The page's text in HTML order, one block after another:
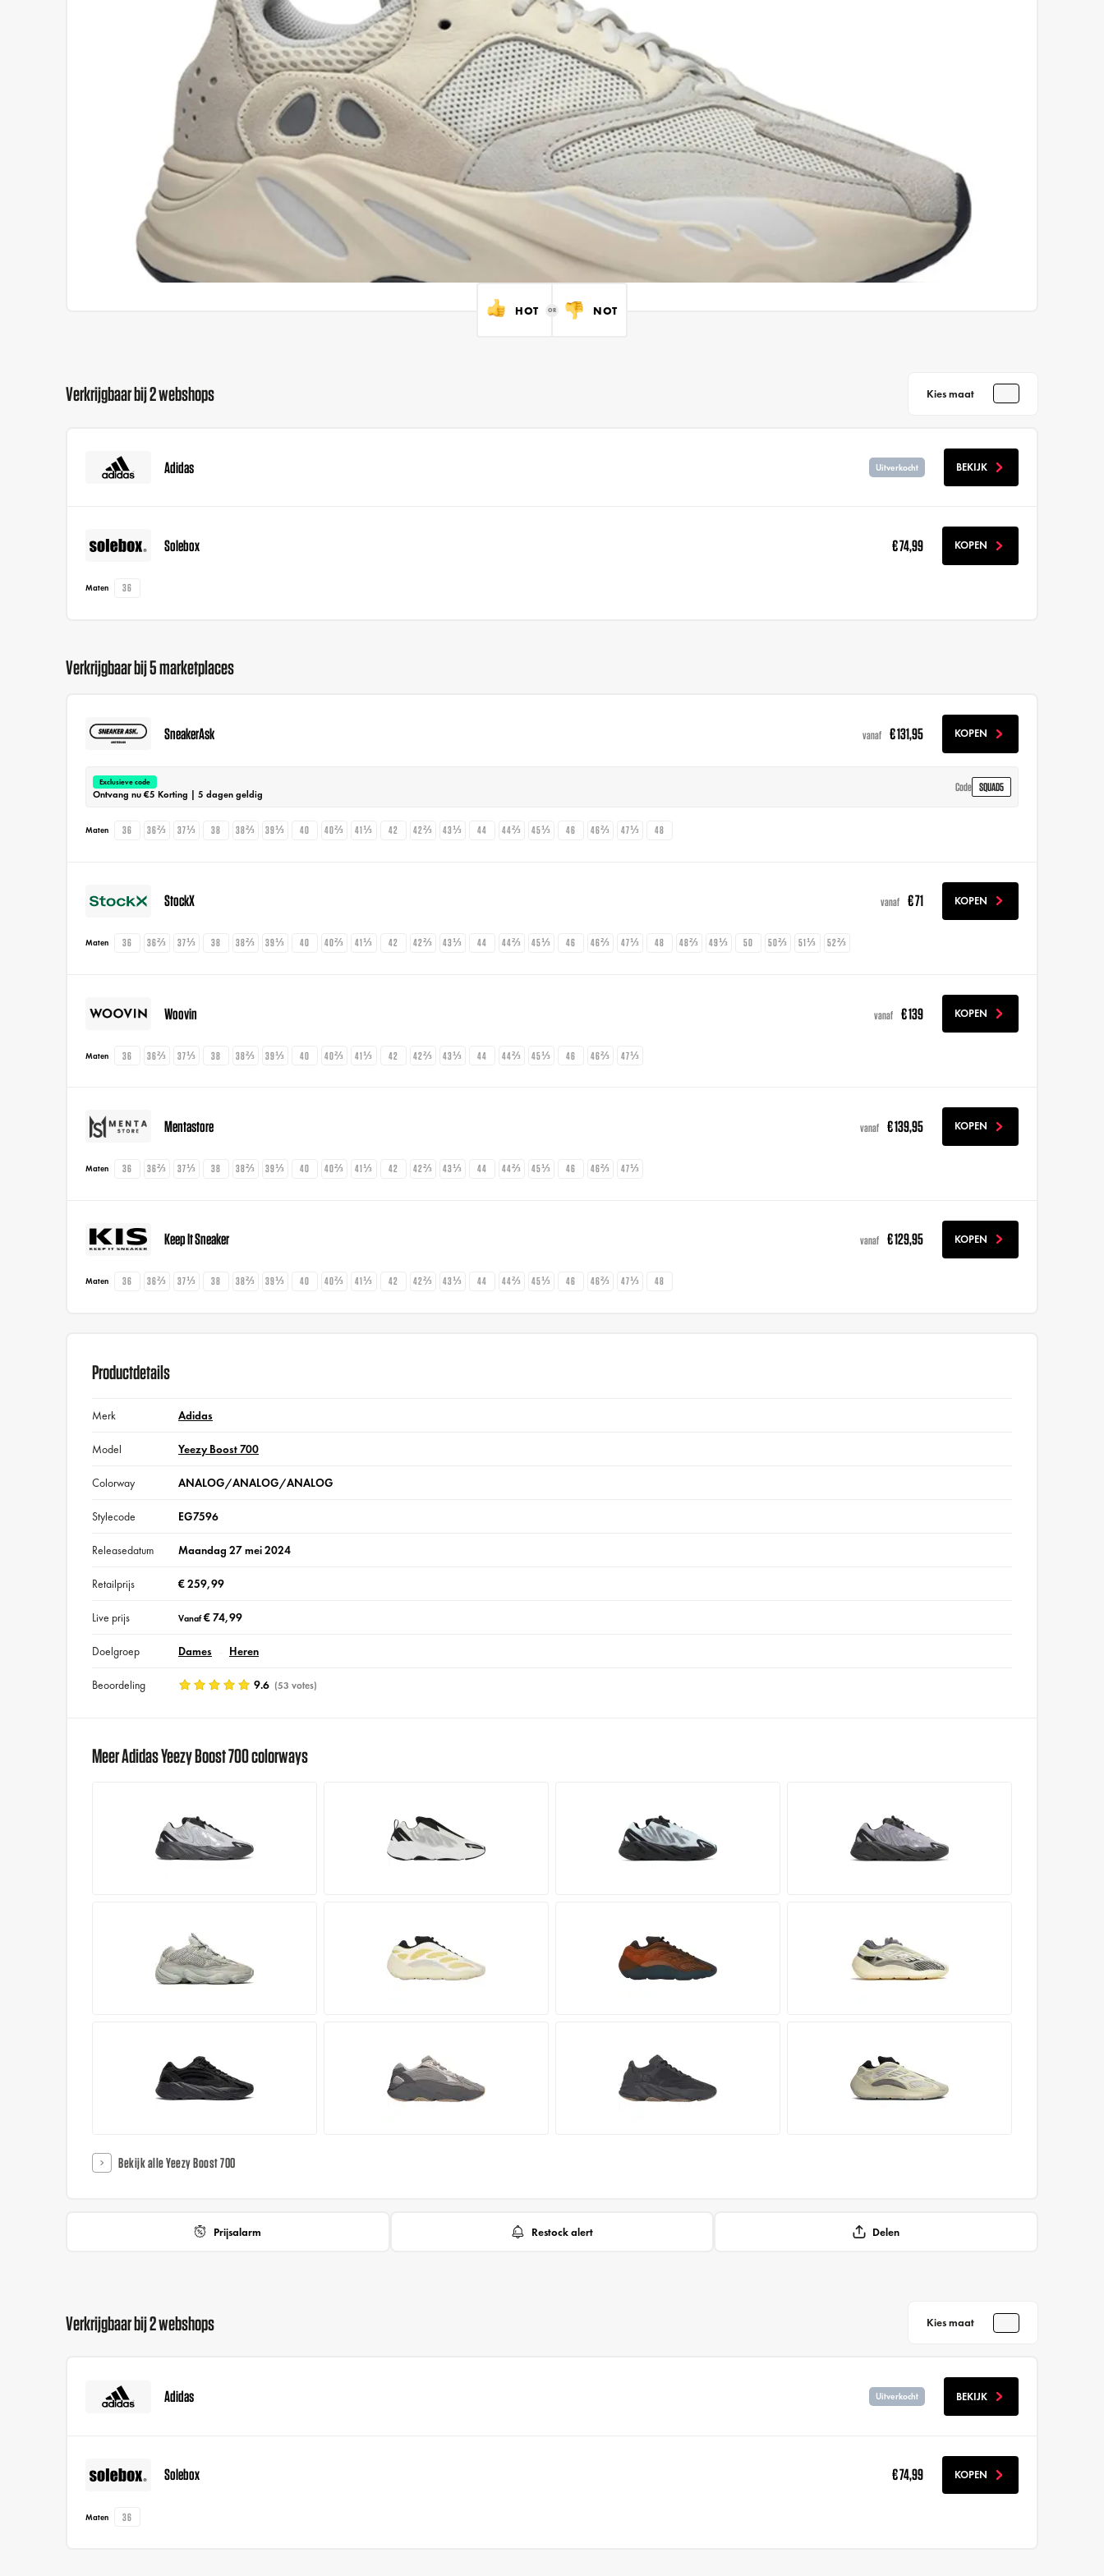
HOT NOT
Verkrijgbaar bij 2 webshops Kies maat
Adidas Uitverkocht BEKIJK
Solebox € 74,99 KOPEN
Maten 36
Verkrijgbaar bij 5 marketplaces
SneakerAsk vanaf € 131,95 KOPEN
Exclusieve code
Ontvang nu €5 Korting | 5 dagen geldig
Code SQUAD5
Maten 36 36⅔ 37⅓ 38 38⅔ 39⅓ 40 40⅔ 41⅓ 42 42⅔ 43⅓ 44 44⅔ 45⅓ 46 46⅔ 47⅓ 48
StockX vanaf € 71 KOPEN
Maten 36 36⅔ 37⅓ 38 38⅔ 39⅓ 40 40⅔ 41⅓ 42 42⅔ 43⅓ 44 44⅔ 45⅓ 46 46⅔ 47⅓ 48 48⅔ 49⅓ 50 50⅔ 51⅓ 52⅔
Woovin vanaf € 139 KOPEN
Maten 36 36⅔ 37⅓ 38 38⅔ 39⅓ 40 40⅔ 41⅓ 42 42⅔ 43⅓ 44 44⅔ 45⅓ 46 46⅔ 47⅓
Mentastore vanaf € 139,95 KOPEN
Maten 36 36⅔ 37⅓ 38 38⅔ 39⅓ 40 40⅔ 41⅓ 42 42⅔ 43⅓ 44 44⅔ 45⅓ 46 46⅔ 47⅓
Keep It Sneaker vanaf € 129,95 KOPEN
Maten 36 36⅔ 37⅓ 38 38⅔ 39⅓ 40 40⅔ 41⅓ 42 42⅔ 43⅓ 44 44⅔ 45⅓ 46 46⅔ 47⅓ 48
Productdetails
Merk Adidas
Model Yeezy Boost 700
Colorway ANALOG/ANALOG/ANALOG
Stylecode EG7596
Releasedatum Maandag 27 mei 2024
Retailprijs € 259,99
Live prijs Vanaf€ 74,99
Doelgroep Dames Heren
Beoordeling 9.6 (53 votes)
Meer Adidas Yeezy Boost 700 colorways
Bekijk alle Yeezy Boost 700
Prijsalarm Restock alert Delen
Verkrijgbaar bij 2 webshops Kies maat
Adidas Uitverkocht BEKIJK
Solebox € 74,99 KOPEN
Maten 36